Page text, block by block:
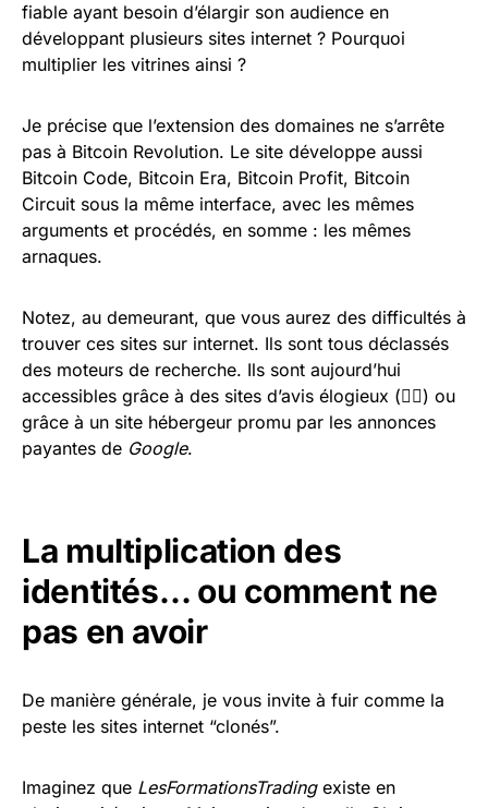
fiable ayant besoin d’élargir son audience en
développant plusieurs sites internet ? Pourquoi
multiplier les vitrines ainsi ?
Je précise que l’extension des domaines ne s’arrête
pas à Bitcoin Revolution. Le site développe aussi
Bitcoin Code, Bitcoin Era, Bitcoin Profit, Bitcoin
Circuit sous la même interface, avec les mêmes
arguments et procédés, en somme : les mêmes
arnaques.
Notez, au demeurant, que vous aurez des difficultés à
trouver ces sites sur internet. Ils sont tous déclassés
des moteurs de recherche. Ils sont aujourd’hui
accessibles grâce à des sites d’avis élogieux (🤦‍♂️) ou
grâce à un site hébergeur promu par les annonces
payantes de Google.
La multiplication des
identités… ou comment ne
pas en avoir
De manière générale, je vous invite à fuir comme la
peste les sites internet “clonés”.
Imaginez que LesFormationsTrading existe en